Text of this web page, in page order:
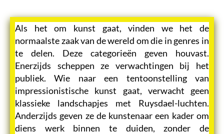
Als het om kunst gaat, vinden we het de
normaalste zaak van de wereld om die in genres in
te delen. Deze categorieën geven houvast.
Enerzijds scheppen ze verwachtingen bij het
publiek. Wie naar een tentoonstelling van
impressionistische kunst gaat, verwacht geen
klassieke landschapjes met Ruysdael-luchten.
Anderzijds geven ze de kunstenaar een kader om
diens werk binnen te duiden, zonder de